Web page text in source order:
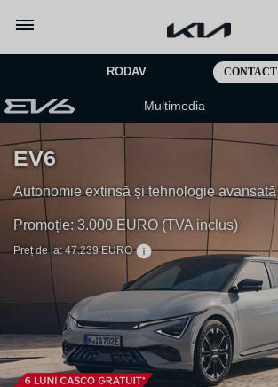
RODAV CONTACT
Multimedia
EV6
Autonomie extinsă și tehnologie avansată
Promoție: 3.000 EURO (TVA inclus)
Preț de la: 47.239 EURO